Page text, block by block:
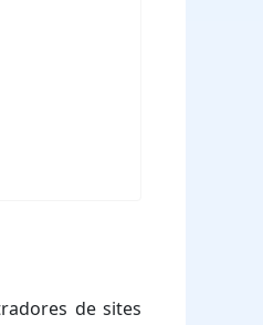
de sites